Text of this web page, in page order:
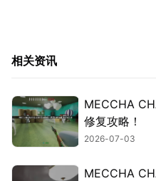
相关资讯
MECCHA
修复攻略！
2026-07-03
MECCHA